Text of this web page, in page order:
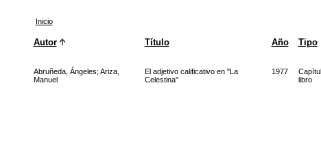
Inicio
Autor Título Año Tipo
Abruñeda, Ángeles; Ariza,
Manuel
El adjetivo calificativo en "La
Celestina"
1977
libro